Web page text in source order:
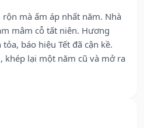
mà ấm áp nhất năm. Nhà
mâm cỗ tất niên. Hương
báo hiệu Tết đã cận kề.
khép lại một năm cũ và mở ra